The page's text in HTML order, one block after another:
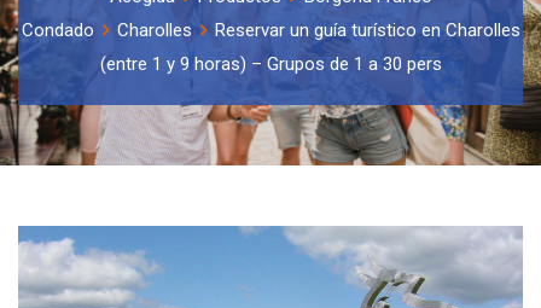
Condado
Charolles
Reservar un guía turístico en Charolles
(entre 1 y 9 horas) – Grupos de 1 a 30 pers